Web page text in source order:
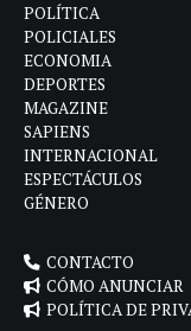
POLÍTICA
POLICIALES
ECONOMIA
DEPORTES
MAGAZINE
SAPIENS
INTERNACIONAL
ESPECTÁCULOS
GÉNERO
CONTACTO
CÓMO ANUNCIAR
POLÍTICA DE